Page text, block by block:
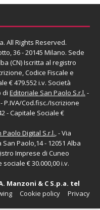
All Rights Reserved.
36 - 20145 Milano. Sede
(CN) Iscritta al registro
Codice Fiscale e
€ 479.552 i.v. Società
di Editoriale San Paolo S.r.l. -
P.IVA/Cod.fisc./Iscrizione
- Capitale Sociale €
Paolo Digital S.r.l., - Via
Paolo,14 - 12051 Alba
Imprese di Cuneo
sociale € 30.000,00 i.v.
Manzoni & C S.p.a. tel
Privacy
Cookie policy